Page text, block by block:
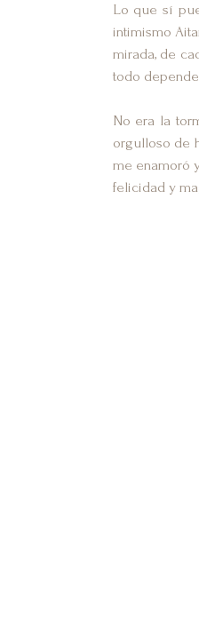
Lo que sí
intimismo
mirada, de
todo
No era la
orgulloso de
me enamoró
felicidad y